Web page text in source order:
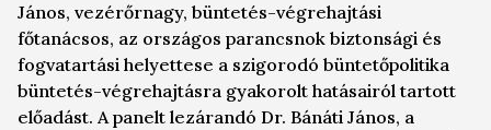
János, vezérőrnagy, büntetés-végrehajtási
főtanácsos, az országos parancsnok biztonsági és
fogvatartási helyettese a szigorodó büntetőpolitika
büntetés-végrehajtásra gyakorolt hatásairól tartott
előadást. A panelt lezárandó Dr. Bánáti János, a